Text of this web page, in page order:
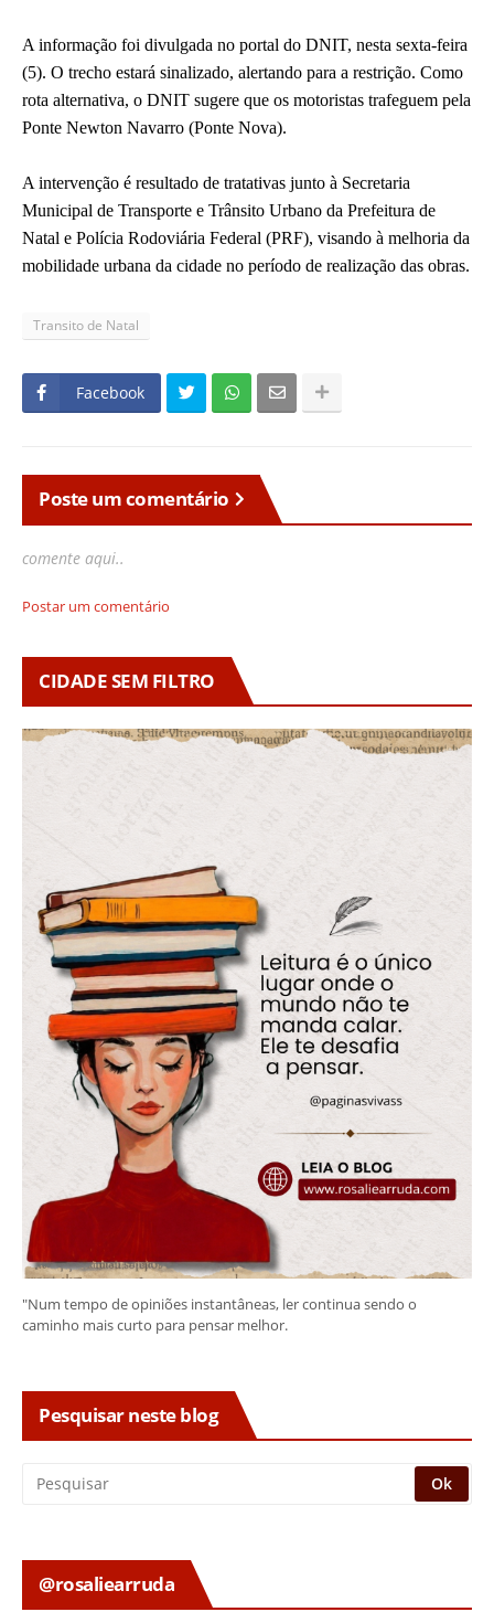
A informação foi divulgada no portal do DNIT, nesta sexta-feira
(5). O trecho estará sinalizado, alertando para a restrição. Como
rota alternativa, o DNIT sugere que os motoristas trafeguem pela
Ponte Newton Navarro (Ponte Nova).
A intervenção é resultado de tratativas junto à Secretaria
Municipal de Transporte e Trânsito Urbano da Prefeitura de
Natal e Polícia Rodoviária Federal (PRF), visando à melhoria da
mobilidade urbana da cidade no período de realização das obras.
Transito de Natal
Facebook
Poste um comentário
comente aqui..
Postar um comentário
CIDADE SEM FILTRO
"Num tempo de opiniões instantâneas, ler continua sendo o
caminho mais curto para pensar melhor.
Pesquisar neste blog
@rosaliearruda